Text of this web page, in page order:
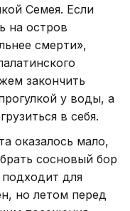
Семея. Если
на остров
смерти»,
закончить
у воды, а
в себя.
оказалось мало,
сосновый бор
для
но летом перед